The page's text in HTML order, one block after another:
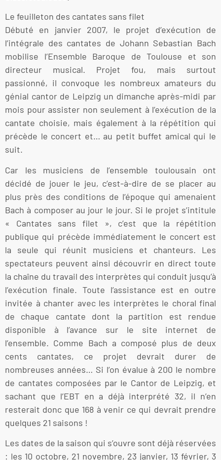
Le feuilleton des cantates sans filet
Débuté en janvier 2007, le projet d’exécution de
l’intégrale des cantates de Johann Sebastian Bach
mobilise l’Ensemble Baroque de Toulouse et son
directeur musical. Projet fou, mais surtout
passionné, il convoque les nombreux amateurs du
génial cantor de Leipzig un dimanche après-midi par
mois pour assister non seulement à l’exécution de la
cantate choisie, mais également à la répétition qui
précède le concert et… au petit buffet amical qui le
suit.
Car les musiciens de l’ensemble toulousain ont
décidé de jouer le jeu, c’est-à-dire de se placer au
plus près des conditions de l’époque qui amenaient
Bach à composer au jour le jour. Si le projet s’intitule
« Cantates sans filet », c’est que la répétition
publique qui précède immédiatement le concert est
la seule qui réunit musiciens et chanteurs. Les
spectateurs peuvent ainsi découvrir en direct toute
la chaîne du travail des interprètes qui conduit jusqu’à
l’exécution finale. Toute l’assistance est en outre
invitée à chanter avec les interprètes le choral final
de chaque cantate dont la partition est rendue
disponible à l’avance sur le site internet de
l’ensemble. Comme Bach a composé plus de deux
cents cantates, ce projet devrait durer de
nombreuses années… Si l’on évalue à 200 le nombre
de cantates composées par le Cantor de Leipzig, et
sachant que l’EBT en a déjà interprété 32, il n’en
resterait donc que 168 à venir ce qui devrait prendre
quelques 21 saisons !
Les dates de la saison qui s’ouvre sont déjà réservées
: les 10 octobre, 21 novembre, 23 janvier, 13 février, 3